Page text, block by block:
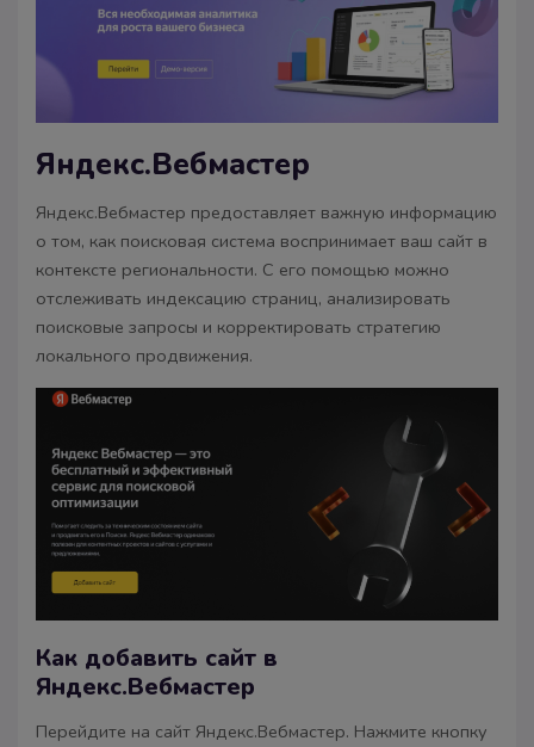
Яндекс.Вебмастер
Яндекс.Вебмастер предоставляет важную информацию
о том, как поисковая система воспринимает ваш сайт в
контексте региональности. С его помощью можно
отслеживать индексацию страниц, анализировать
поисковые запросы и корректировать стратегию
локального продвижения.
Как добавить сайт в
Яндекс.Вебмастер
Перейдите на сайт Яндекс.Вебмастер. Нажмите кнопку